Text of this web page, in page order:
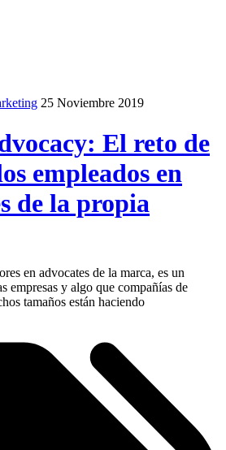
25 Noviembre 2019
El reto de
empleados en
de la propia
en advocates de la marca, es un
empresas y algo que compañías de
tamaños están haciendo